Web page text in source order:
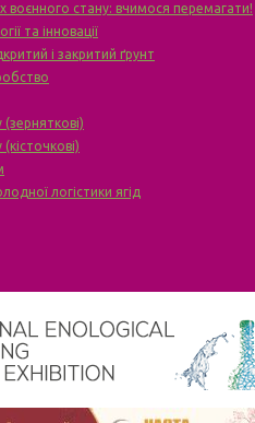
воєнного стану: вчимося перемагати!
та інновації
і закритий ґрунт
логістики ягід